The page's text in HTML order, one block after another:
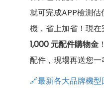
就可完成APP檢測
機，省上加省！現
1,000 元配件購物金
配件，現場再送您一
🔗最新各大品牌機